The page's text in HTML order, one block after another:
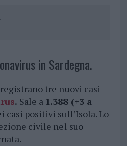
in Sardegna.
tre nuovi casi
. Sale a 1.388 (+3 a
casi positivi sull’Isola. Lo
civile nel suo